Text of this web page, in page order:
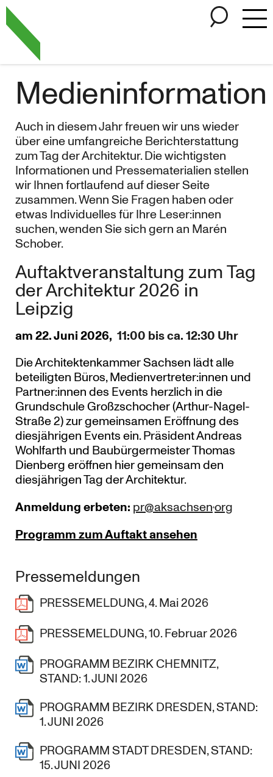
Zum Hauptinhalt springen
Medieninformation
Auch in diesem Jahr freuen wir uns wieder
über eine umfangreiche Berichterstattung
zum Tag der Architektur. Die wichtigsten
Informationen und Pressematerialien stellen
wir Ihnen fortlaufend auf dieser Seite
zusammen. Wenn Sie Fragen haben oder
etwas Individuelles für Ihre Leser:innen
suchen, wenden Sie sich gern an Marén
Schober.
Auftaktveranstaltung zum Tag
der Architektur 2026 in
Leipzig
am 22. Juni 2026, 11:00 bis ca. 12:30 Uhr
Die Architektenkammer Sachsen lädt alle
beteiligten Büros, Medienvertreter:innen und
Partner:innen des Events herzlich in die
Grundschule Großzschocher (Arthur-Nagel-
Straße 2) zur gemeinsamen Eröffnung des
diesjährigen Events ein. Präsident Andreas
Wohlfarth und Baubürgermeister Thomas
Dienberg eröffnen hier gemeinsam den
diesjährigen Tag der Architektur.
Anmeldung erbeten: pr@aksachsen.org
Programm zum Auftakt ansehen
Pressemeldungen
PRESSEMELDUNG, 4. Mai 2026
PRESSEMELDUNG, 10. Februar 2026
PROGRAMM BEZIRK CHEMNITZ,
STAND: 1. JUNI 2026
PROGRAMM BEZIRK DRESDEN, STAND:
1. JUNI 2026
PROGRAMM STADT DRESDEN, STAND:
15. JUNI 2026
Cookie-Einstellungen